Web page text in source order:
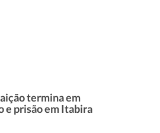
termina em
e prisão em Itabira